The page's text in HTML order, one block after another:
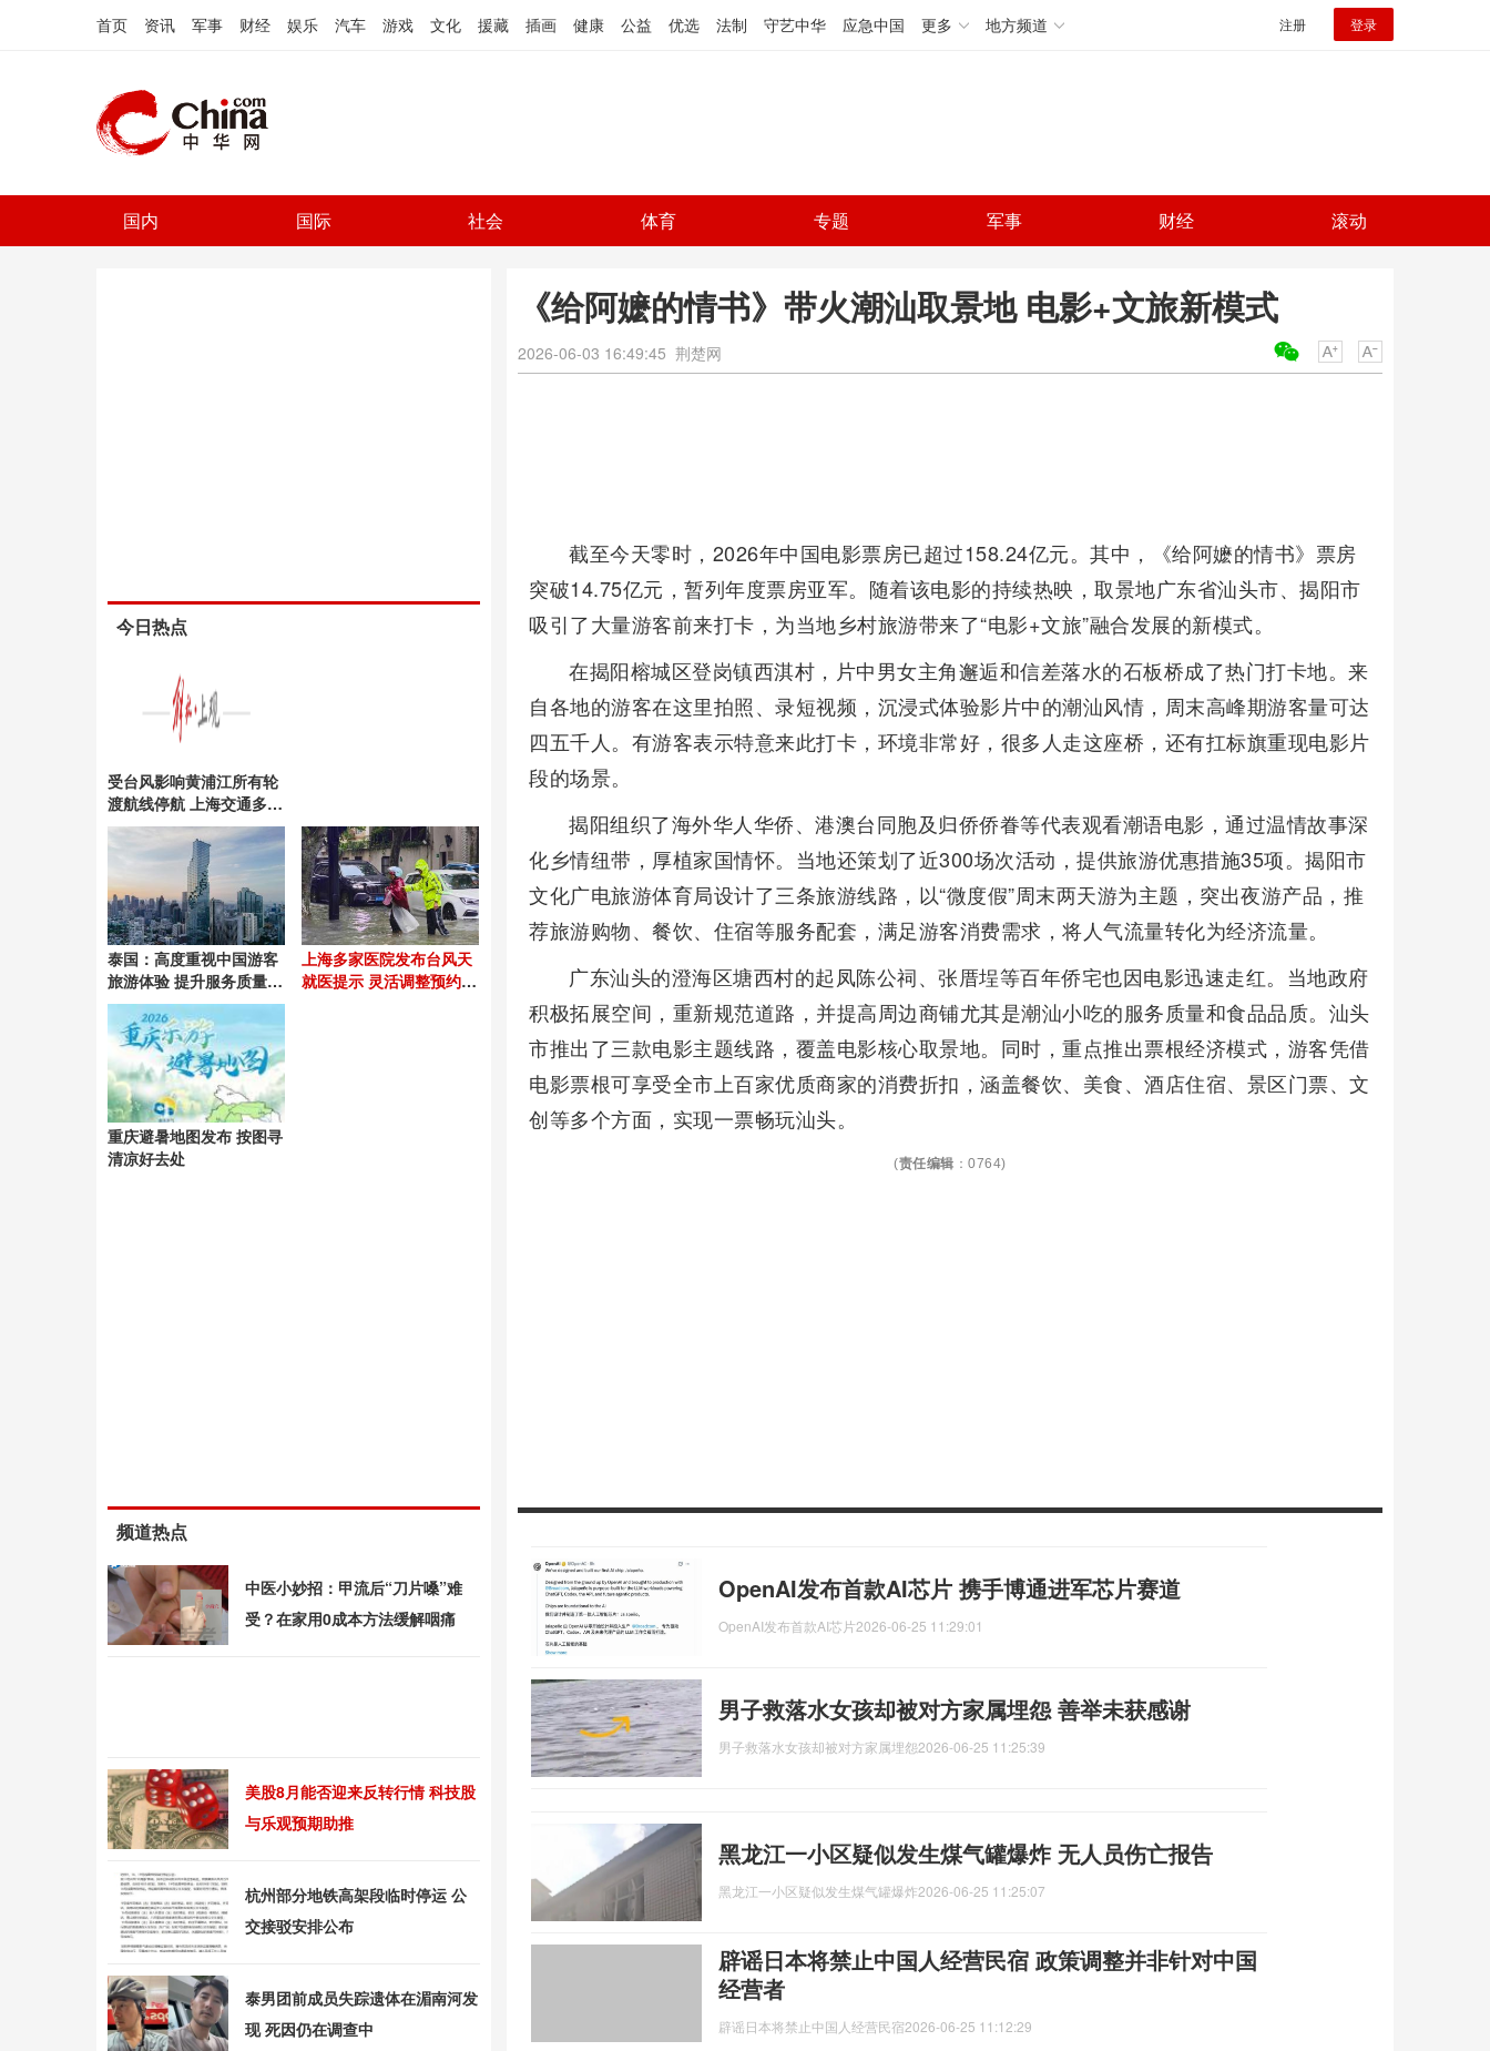
首页 资讯 军事 财经 娱乐 汽车 游戏 文化 援藏 插画 健康 公益 优选 法制 守艺中华 应急中国 更多 地方频道 注册 登录
国内 国际 社会 体育 专题 军事 财经 滚动
《给阿嬷的情书》带火潮汕取景地 电影+文旅新模式
2026-06-03 16:49:45 荆楚网
截至今天零时，2026年中国电影票房已超过158.24亿元。其中，《给阿嬷的情书》票房
突破14.75亿元，暂列年度票房亚军。随着该电影的持续热映，取景地广东省汕头市、揭阳市
吸引了大量游客前来打卡，为当地乡村旅游带来了“电影+文旅”融合发展的新模式。
在揭阳榕城区登岗镇西淇村，片中男女主角邂逅和信差落水的石板桥成了热门打卡地。来
自各地的游客在这里拍照、录短视频，沉浸式体验影片中的潮汕风情，周末高峰期游客量可达
四五千人。有游客表示特意来此打卡，环境非常好，很多人走这座桥，还有扛标旗重现电影片
段的场景。
揭阳组织了海外华人华侨、港澳台同胞及归侨侨眷等代表观看潮语电影，通过温情故事深
化乡情纽带，厚植家国情怀。当地还策划了近300场次活动，提供旅游优惠措施35项。揭阳市
文化广电旅游体育局设计了三条旅游线路，以“微度假”周末两天游为主题，突出夜游产品，推
荐旅游购物、餐饮、住宿等服务配套，满足游客消费需求，将人气流量转化为经济流量。
广东汕头的澄海区塘西村的起凤陈公祠、张厝埕等百年侨宅也因电影迅速走红。当地政府
积极拓展空间，重新规范道路，并提高周边商铺尤其是潮汕小吃的服务质量和食品品质。汕头
市推出了三款电影主题线路，覆盖电影核心取景地。同时，重点推出票根经济模式，游客凭借
电影票根可享受全市上百家优质商家的消费折扣，涵盖餐饮、美食、酒店住宿、景区门票、文
创等多个方面，实现一票畅玩汕头。
(责任编辑 ：0764)
OpenAI发布首款AI芯片 携手博通进军芯片赛道
OpenAI发布首款AI芯片2026-06-25 11:29:01
男子救落水女孩却被对方家属埋怨 善举未获感谢
男子救落水女孩却被对方家属埋怨2026-06-25 11:25:39
黑龙江一小区疑似发生煤气罐爆炸 无人员伤亡报告
黑龙江一小区疑似发生煤气罐爆炸2026-06-25 11:25:07
辟谣日本将禁止中国人经营民宿 政策调整并非针对中国
经营者
辟谣日本将禁止中国人经营民宿2026-06-25 11:12:29
今日热点
受台风影响黄浦江所有轮
渡航线停航 上海交通多措
施应对
泰国：高度重视中国游客
旅游体验 提升服务质量迎
接增长市场
上海多家医院发布台风天
就医提示 灵活调整预约不
重庆避暑地图发布 按图寻
清凉好去处
频道热点
中医小妙招：甲流后“刀片嗓”难
受？在家用0成本方法缓解咽痛
美股8月能否迎来反转行情 科技股
与乐观预期助推
杭州部分地铁高架段临时停运 公
交接驳安排公布
泰男团前成员失踪遗体在湄南河发
现 死因仍在调查中